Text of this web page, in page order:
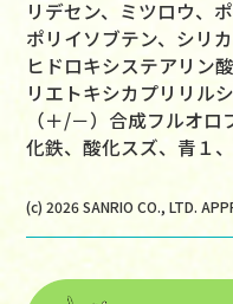
リデセン、ミツロウ、
ポリイソブテン、シリ
ヒドロキシステアリン
リエトキシカプリリル
（＋/－）合成フルオ
化鉄、酸化スズ、青１
(c) 2026 SANRIO CO., LTD.